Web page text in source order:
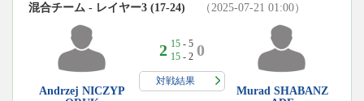
混合チーム - レイヤー3 (17-24) （2025-07-21 01:00）
Andrzej NICZYP
2 15- 5
15- 2 0
対戦結果
Murad SHABANZ